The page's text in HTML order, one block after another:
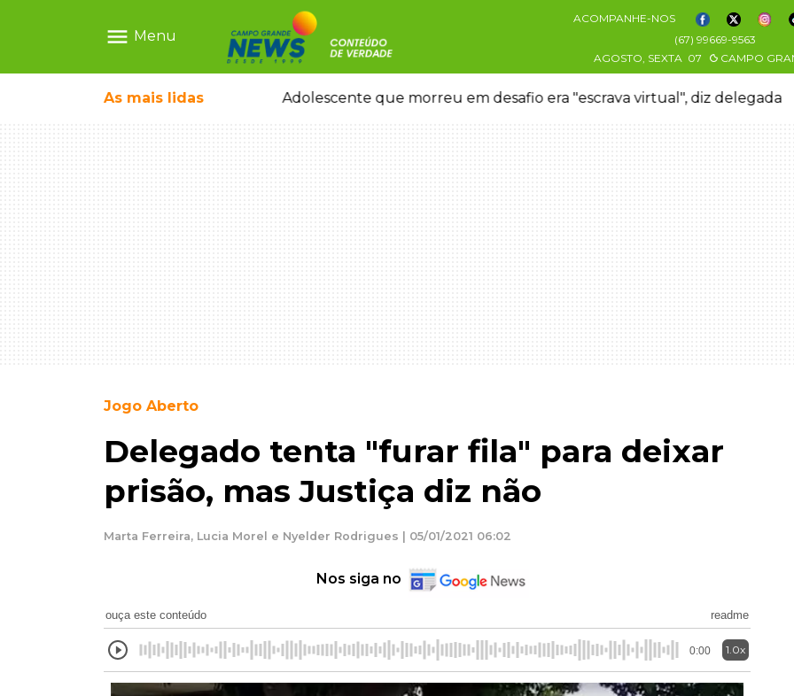
menu Menu
ACOMPANHE-NOS
(67) 99669-9563
AGOSTO, SEXTA 07 CAMPO
As mais lidas
dos projetos fora do comum Adolescente que morreu em desafio era "escrava virtual", diz delegada
Jogo Aberto
Delegado tenta "furar fila" para deixar
prisão, mas Justiça diz não
Marta Ferreira, Lucia Morel e Nyelder Rodrigues | 05/01/2021 06:02
Nos siga no
ouça este conteúdo readme
0:00 1.0x